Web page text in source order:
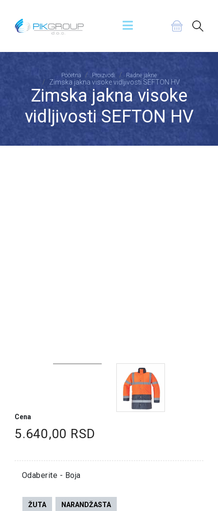
Početna Proizvodi Radne jakne
Zimska jakna visoke vidljivosti SEFTON HV
Zimska jakna visoke
vidljivosti SEFTON HV
Cena
5.640,00 RSD
Odaberite - Boja
ŽUTA NARANDŽASTA